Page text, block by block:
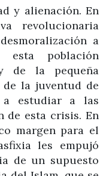
y alienación. En
revolucionaria
a
esta población
de la pequeña
la juventud de
estudiar a las
de esta crisis. En
margen para el
les empujó
de un supuesto